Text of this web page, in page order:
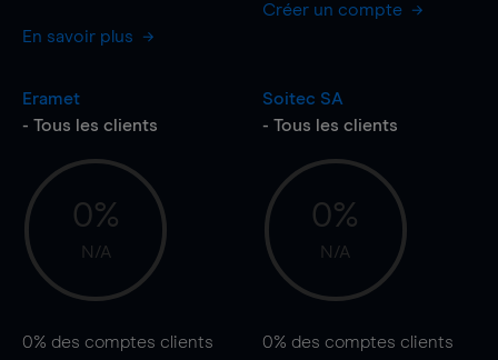
En savoir plus
Créer un compte
Eramet
- Tous les clients
0%
N/A
0% des comptes clients
Soitec SA
- Tous les clients
0%
N/A
0% des comptes clients